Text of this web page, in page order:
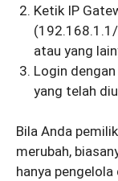
Ketik IP
atau yang
Login
yang telah
Bila Anda
merubah,
hanya